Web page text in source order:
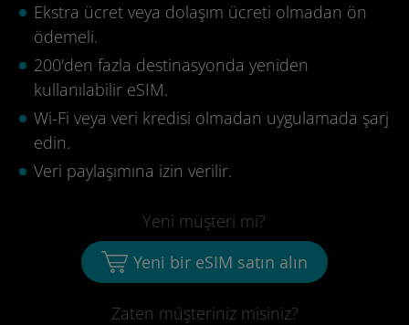
Ekstra ücret veya dolaşım ücreti olmadan ön
ödemeli.
200'den fazla destinasyonda yeniden
kullanılabilir eSIM.
Wi-Fi veya veri kredisi olmadan uygulamada şarj
edin.
Veri paylaşımına izin verilir.
Zaten müşteriniz misiniz?
Yeni müşteri mi?
Yeni bir eSIM satın alın